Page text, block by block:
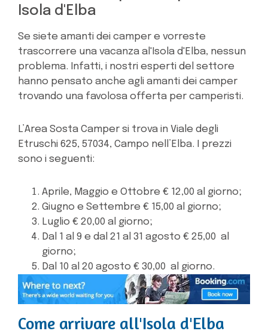
Isola d'Elba
Se siete amanti dei camper e vorreste
trascorrere una vacanza al'Isola d'Elba, nessun
problema. Infatti, i nostri esperti del settore
hanno pensato anche agli amanti dei camper
trovando una favolosa offerta per camperisti.
L’Area Sosta Camper si trova in Viale degli
Etruschi 625, 57034, Campo nell’Elba. I prezzi
sono i seguenti:
Aprile, Maggio e Ottobre € 12,00 al giorno;
Giugno e Settembre € 15,00 al giorno;
Luglio € 20,00 al giorno;
Dal 1 al 9 e dal 21 al 31 agosto € 25,00 al
giorno;
Dal 10 al 20 agosto € 30,00 al giorno.
Come arrivare all'Isola d'Elba